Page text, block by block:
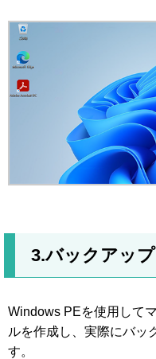
3.バックアップ
Windows PEを使用して
ルを作成し、実際にバッ
す。